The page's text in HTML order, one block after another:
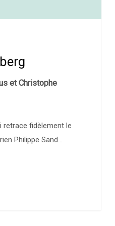
et Christophe
retrace fidèlement le
Philippe Sand…